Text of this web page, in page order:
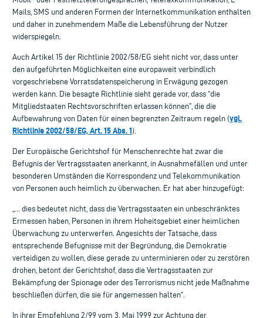
Mails, SMS und anderen Formen der Internetkommunikation enthalten
und daher in zunehmendem Maße die Lebensführung der Nutzer
widerspiegeln.
Auch Artikel 15 der Richtlinie 2002/58/EG sieht nicht vor, dass unter
den aufgeführten Möglichkeiten eine europaweit verbindlich
vorgeschriebene Vorratsdatenspeicherung in Erwägung gezogen
werden kann. Die besagte Richtlinie sieht gerade vor, dass “die
Mitgliedstaaten Rechtsvorschriften erlassen können”, die die
Aufbewahrung von Daten für einen begrenzten Zeitraum regeln (vgl.
Richtlinie 2002/58/EG, Art. 15 Abs. 1).
Der Europäische Gerichtshof für Menschenrechte hat zwar die
Befugnis der Vertragsstaaten anerkannt, in Ausnahmefällen und unter
besonderen Umständen die Korrespondenz und Telekommunikation
von Personen auch heimlich zu überwachen. Er hat aber hinzugefügt:
„… dies bedeutet nicht, dass die Vertragsstaaten ein unbeschränktes
Ermessen haben, Personen in ihrem Hoheitsgebiet einer heimlichen
Überwachung zu unterwerfen. Angesichts der Tatsache, dass
entsprechende Befugnisse mit der Begründung, die Demokratie
verteidigen zu wollen, diese gerade zu unterminieren oder zu zerstören
drohen, betont der Gerichtshof, dass die Vertragsstaaten zur
Bekämpfung der Spionage oder des Terrorismus nicht jede Maßnahme
beschließen dürfen, die sie für angemessen halten“.
In ihrer Empfehlung 2/99 vom 3. Mai 1999 zur Achtung der